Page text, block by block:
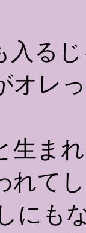
入る
オレ
生ま
れて
にも